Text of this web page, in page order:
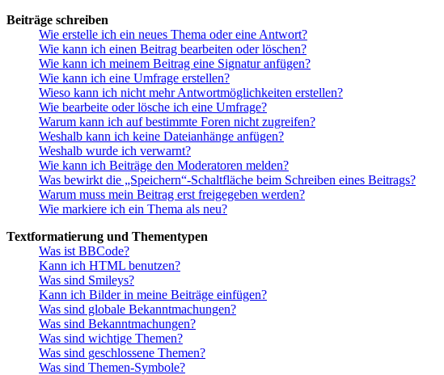
Beiträge schreiben
Wie erstelle ich ein neues Thema oder eine Antwort?
Wie kann ich einen Beitrag bearbeiten oder löschen?
Wie kann ich meinem Beitrag eine Signatur anfügen?
Wie kann ich eine Umfrage erstellen?
Wieso kann ich nicht mehr Antwortmöglichkeiten erstellen?
Wie bearbeite oder lösche ich eine Umfrage?
Warum kann ich auf bestimmte Foren nicht zugreifen?
Weshalb kann ich keine Dateianhänge anfügen?
Weshalb wurde ich verwarnt?
Wie kann ich Beiträge den Moderatoren melden?
Was bewirkt die „Speichern“-Schaltfläche beim Schreiben eines Beitrags?
Warum muss mein Beitrag erst freigegeben werden?
Wie markiere ich ein Thema als neu?
Textformatierung und Thementypen
Was ist BBCode?
Kann ich HTML benutzen?
Was sind Smileys?
Kann ich Bilder in meine Beiträge einfügen?
Was sind globale Bekanntmachungen?
Was sind Bekanntmachungen?
Was sind wichtige Themen?
Was sind geschlossene Themen?
Was sind Themen-Symbole?